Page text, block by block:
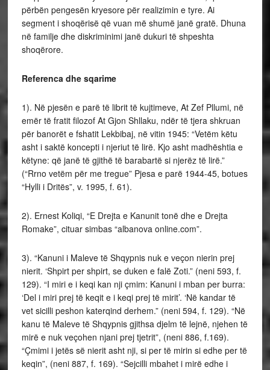
përbën pengesën kryesore për realizimin e tyre. Ai
segment i shoqërisë që vuan më shumë janë gratë. Dhuna
në familje dhe diskriminimi janë dukuri të shpeshta
shoqërore.
Referenca dhe sqarime
1). Në pjesën e parë të librit të kujtimeve, At Zef Pllumi, në
emër të fratit filozof At Gjon Shllaku, ndër të tjera shkruan
për banorët e fshatit Lekbibaj, në vitin 1945: “Vetëm këtu
asht i saktë koncepti i njeriut të lirë. Kjo asht madhështia e
këtyne: që janë të gjithë të barabartë si njerëz të lirë.”
(“Rrno vetëm për me tregue” Pjesa e parë 1944-45, botues
“Hylli i Dritës”, v. 1995, f. 61).
2). Ernest Koliqi, “E Drejta e Kanunit tonë dhe e Drejta
Romake”, cituar simbas “albanova online.com”.
3). “Kanuni i Maleve të Shqypnis nuk e veçon nierin prej
nierit. ‘Shpirt per shpirt, se duken e falë Zoti.” (neni 593, f.
129). “I miri e i keqi kan nji çmim: Kanuni i mban per burra:
‘Del i miri prej të keqit e i keqi prej të mirit’. ‘Në kandar të
vet sicilli peshon katerqind derhem.” (neni 594, f. 129). “Në
kanu të Maleve të Shqypnis gjithsa djelm të lejnë, njehen të
mirë e nuk veçohen njani prej tjetrit”, (neni 886, f.169).
“Çmimi i jetës së nierit asht nji, si per të mirin si edhe per të
keqin”, (neni 887, f. 169). “Sejcilli mbahet i mirë edhe i